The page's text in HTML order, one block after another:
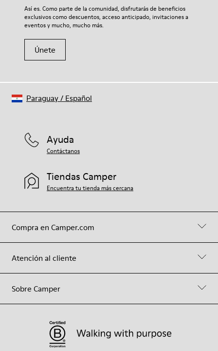
Así es. Como parte de la comunidad, disfrutarás de beneficios
exclusivos como descuentos, acceso anticipado, invitaciones a
eventos y mucho, mucho más.
Únete
Compra en Camper.com
Atención al cliente
Sobre Camper
Ayuda
Contáctanos
Tiendas Camper
Encuentra tu tienda más cercana
Paraguay/ Español